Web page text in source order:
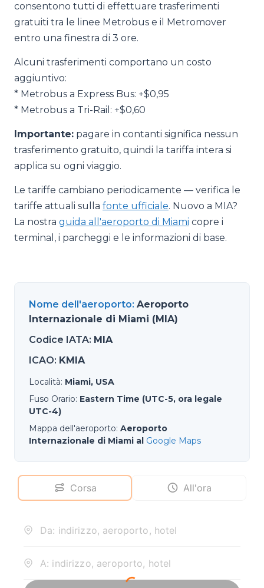
consentono tutti di effettuare trasferimenti
gratuiti tra le linee Metrobus e il Metromover
entro una finestra di 3 ore.
Alcuni trasferimenti comportano un costo
aggiuntivo:
* Metrobus a Express Bus: +$0,95
* Metrobus a Tri-Rail: +$0,60
Importante: pagare in contanti significa nessun
trasferimento gratuito, quindi la tariffa intera si
applica su ogni viaggio.
Le tariffe cambiano periodicamente — verifica le
tariffe attuali sulla fonte ufficiale. Nuovo a MIA?
La nostra guida all'aeroporto di Miami copre i
terminal, i parcheggi e le informazioni di base.
Nome dell'aeroporto: Aeroporto
Internazionale di Miami (MIA)
Codice IATA: MIA
ICAO: KMIA
Località: Miami, USA
Fuso Orario: Eastern Time (UTC-5, ora legale
UTC-4)
Mappa dell'aeroporto: Aeroporto
Internazionale di Miami al Google Maps